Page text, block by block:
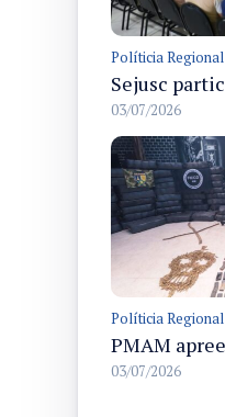
Políticia Regional
03/07/2026
Políticia Regional
03/07/2026